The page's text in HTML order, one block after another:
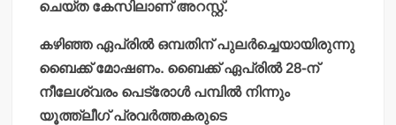
ചെയ്ത കേസിലാണ് അറസ്റ്റ്.
കഴിഞ്ഞ ഏപ്രില്‍ ഒമ്പതിന് പുലര്‍ച്ചെയായിരുന്നു
ബൈക്ക് മോഷണം. ബൈക്ക് ഏപ്രില്‍ 28-ന്
നീലേശ്വരം പെട്രോള്‍ പമ്പില്‍ നിന്നും
യൂത്ത്‌ലീഗ് പ്രവര്‍ത്തകരുടെ